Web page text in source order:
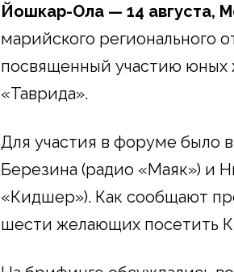
Йошкар-Ола — 14 августа,
марийского регионального
посвященный участию
«Таврида».
Для участия в форуме было
Березина (радио «Маяк») и
«Кидшер»). Как сообщают
шести желающих посетить